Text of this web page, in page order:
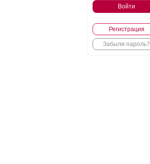
Регистрация
Забыли пароль?